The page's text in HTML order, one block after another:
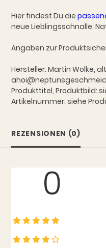
Hier findest Du die
neue Lieblingsschnalle.
Angaben zur
Hersteller: Martin Wolke,
Produkttitel, Produktbild:
Artikelnummer: siehe
REZENSIONEN (0)
0